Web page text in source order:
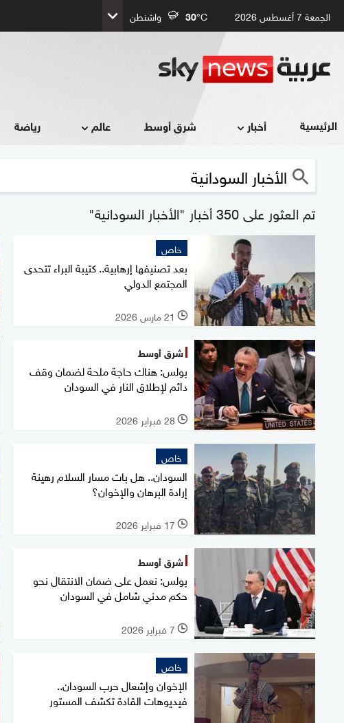
الجمعة 7 أغسطس 2026 30°C واشنطن
الرئيسية أخبار شرق أوسط عالم رياضة
تم العثور على 350 أخبار "الأخبار السودانية"
خاص
بعد تصنيفها إرهابية.. كتيبة البراء تتحدى
المجتمع الدولي
l 21 مارس 2026
شرق أوسط
بولس: هناك حاجة ملحة لضمان وقف
دائم لإطلاق النار في السودان
l 28 فبراير 2026
خاص
السودان.. هل بات مسار السلام رهينة
إرادة البرهان والإخوان؟
l 17 فبراير 2026
شرق أوسط
بولس: نعمل على ضمان الانتقال نحو
حكم مدني شامل في السودان
l 7 فبراير 2026
خاص
الإخوان وإشعال حرب السودان..
فيديوهات القادة تكشف المستور